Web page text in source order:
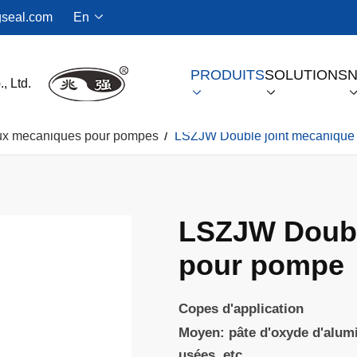
En 
PRODUITS

SOLUTIONS
 
mécaniques pour pompes LSZJW Double joint
LSZJW
pour pompe
Copes d'application
Moyen: pâte d'oxyde